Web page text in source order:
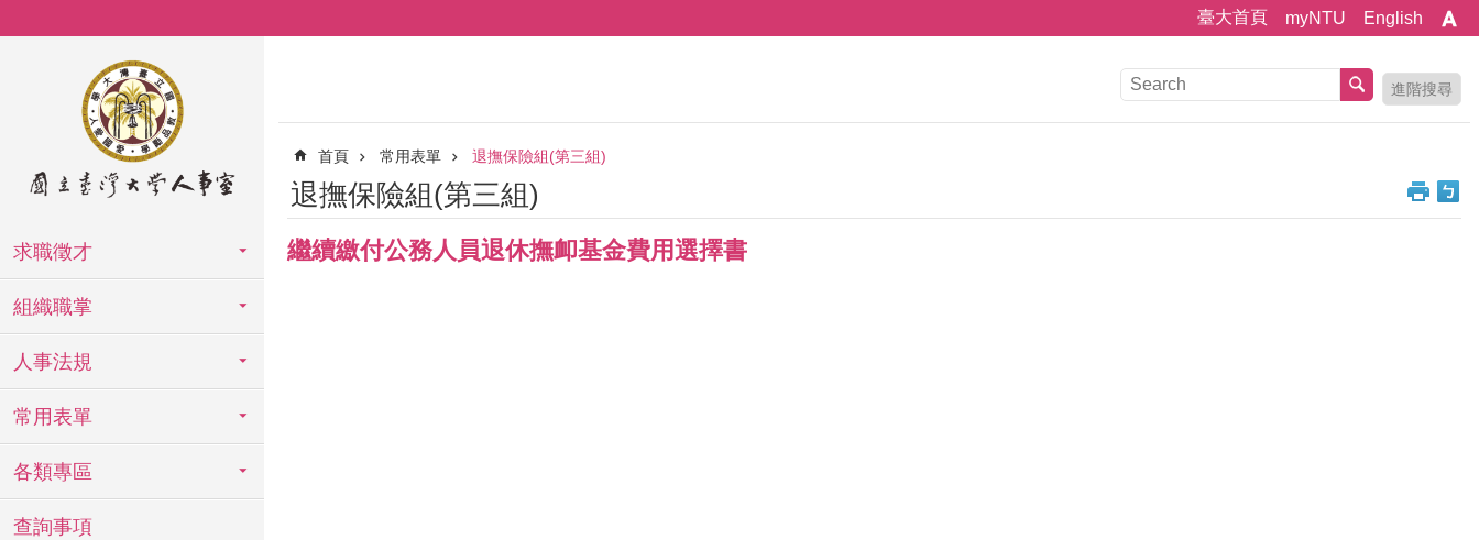
臺大首頁 myNTU English
求職徵才
組織職掌
人事法規
常用表單
各類專區
查詢事項
進階搜尋
首頁 常用表單 退撫保險組(第三組)
退撫保險組(第三組)
繼續繳付公務人員退休撫卹基金費用選擇書